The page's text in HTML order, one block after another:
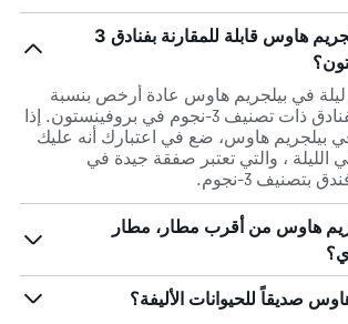
هل الأسعار في بيلجريم هاوس قابلة للمقارنة بفنادق 3
ليلة في بيلجريم هاوس عادة أرخص بنسبة
53% عن المعدل لفنادق ذات تصنيف 3-نجوم في بروفينستون. إذا
بيلجريم هاوس، ضع في اعتبارك أنه عليك
1,258 ﷼في الليلة ، والتي تعتبر صفقة جيدة في
3-نجوم.
هاوس من أقرب مطار، مطار
صديقاً للحيوانات الأليفة؟